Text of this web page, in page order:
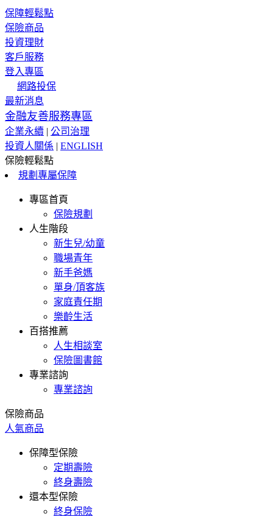
保障輕鬆點
保險商品
投資理財
客戶服務
登入專區
網路投保
最新消息
金融友善服務專區
企業永續 | 公司治理
投資人關係 | ENGLISH
保險輕鬆點
規劃專屬保障
專區首頁
保險規劃
人生階段
新生兒/幼童
職場青年
新手爸媽
單身/頂客族
家庭責任期
樂齡生活
百搭推薦
人生相談室
保險圖書館
專業諮詢
專業諮詢
保險商品
人氣商品
保障型保險
定期壽險
終身壽險
還本型保險
終身保險